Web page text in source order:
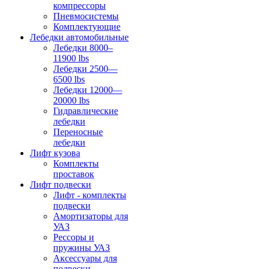
компрессоры
Пневмосистемы
Комплектующие
Лебедки автомобильные
Лебедки 8000–
11900 lbs
Лебедки 2500—
6500 lbs
Лебедки 12000—
20000 lbs
Гидравлические
лебедки
Переносные
лебедки
Лифт кузова
Комплекты
проставок
Лифт подвески
Лифт - комплекты
подвески
Амортизаторы для
УАЗ
Рессоры и
пружины УАЗ
Аксессуары для